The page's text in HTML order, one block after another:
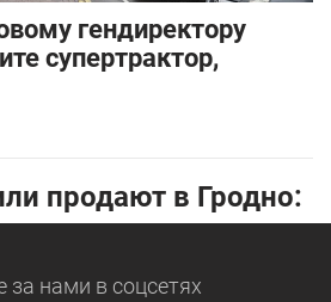
гендиректору
супертрактор,
продают в Гродно:
за нами в соцсетях